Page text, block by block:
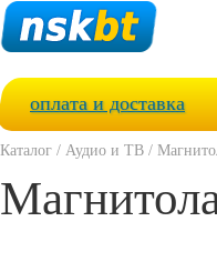
оплата и доставка
Каталог / Аудио и ТВ /